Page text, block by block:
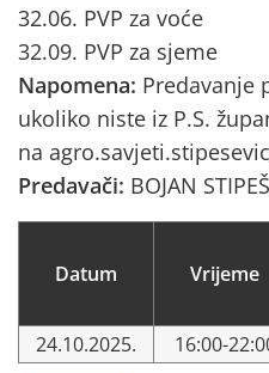
32.06. PVP za voće
32.09. PVP za sjeme
Napomena: Predavanje
ukoliko niste iz P.S.
na
Predavači: BOJAN
Datum Vrijeme
24.10.2025. 16:00-